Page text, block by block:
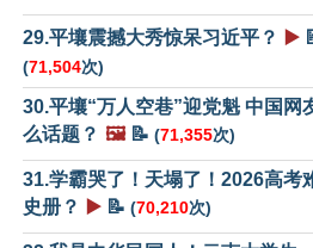
29.平壤震撼大秀惊呆习近平？ ▶️
(71,504次)
30.平壤“万人空巷”迎党魁 中国网
么话题？ 🖼️📝 (71,355次)
31.学霸哭了！天塌了！2026高考
史册？
▶️ 📝 (70,210次)